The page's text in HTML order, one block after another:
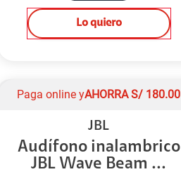
Lo quiero
Paga online yAHORRA S/ 180.00
JBL
Audífono inalambrico
JBL Wave Beam ...